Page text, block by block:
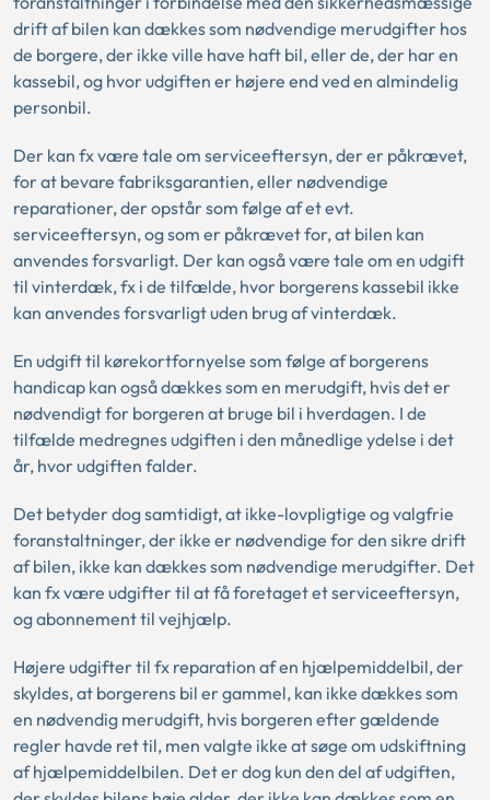
drift af bilen kan dækkes som nødvendige merudgifter hos
de borgere, der ikke ville have haft bil, eller de, der har en
kassebil, og hvor udgiften er højere end ved en almindelig
personbil.
Der kan fx være tale om serviceeftersyn, der er påkrævet,
for at bevare fabriksgarantien, eller nødvendige
reparationer, der opstår som følge af et evt.
serviceeftersyn, og som er påkrævet for, at bilen kan
anvendes forsvarligt. Der kan også være tale om en udgift
til vinterdæk, fx i de tilfælde, hvor borgerens kassebil ikke
kan anvendes forsvarligt uden brug af vinterdæk.
En udgift til kørekortfornyelse som følge af borgerens
handicap kan også dækkes som en merudgift, hvis det er
nødvendigt for borgeren at bruge bil i hverdagen. I de
tilfælde medregnes udgiften i den månedlige ydelse i det
år, hvor udgiften falder.
Det betyder dog samtidigt, at ikke-lovpligtige og valgfrie
foranstaltninger, der ikke er nødvendige for den sikre drift
af bilen, ikke kan dækkes som nødvendige merudgifter. Det
kan fx være udgifter til at få foretaget et serviceeftersyn,
og abonnement til vejhjælp.
Højere udgifter til fx reparation af en hjælpemiddelbil, der
skyldes, at borgerens bil er gammel, kan ikke dækkes som
en nødvendig merudgift, hvis borgeren efter gældende
regler havde ret til, men valgte ikke at søge om udskiftning
af hjælpemiddelbilen. Det er dog kun den del af udgiften,